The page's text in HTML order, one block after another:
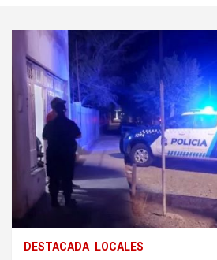
DESTACADA LOCALES